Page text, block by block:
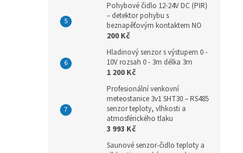
Pohybové čidlo 12-24V DC (PIR)
– detektor pohybu s
beznapěťovým kontaktem NO
200 Kč
Hladinový senzor s výstupem 0 -
10V rozsah 0 - 3m délka 3m
1 200 Kč
Profesionální venkovní
meteostanice 3v1 SHT30 – RS485
senzor teploty, vlhkosti a
atmosférického tlaku
3 993 Kč
Saunové senzor-čidlo teploty a